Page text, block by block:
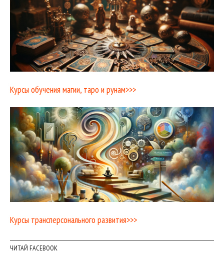
Курсы обучения магии, таро и рунам>>>
Курсы трансперсонального развития>>>
ЧИТАЙ FACEBOOK